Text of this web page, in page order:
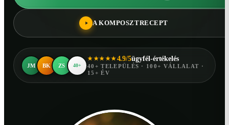
A KOMPOSZTRECEPT
JM BK ZS 40+
★★★★★4.9/5ügyfél-értékelés
40+ TELEPÜLÉS · 100+ VÁLLALAT ·
15+ ÉV